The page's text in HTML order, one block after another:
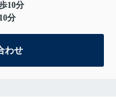
10分
分
わせ